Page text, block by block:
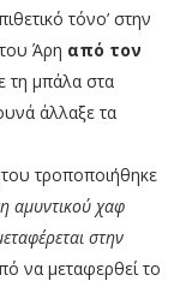
τόνο’ στην
Άρη από τον
τη μπάλα στα
άλλαξε τα
τροποποιήθηκε
αμυντικού χαφ
στην
να μεταφερθεί το